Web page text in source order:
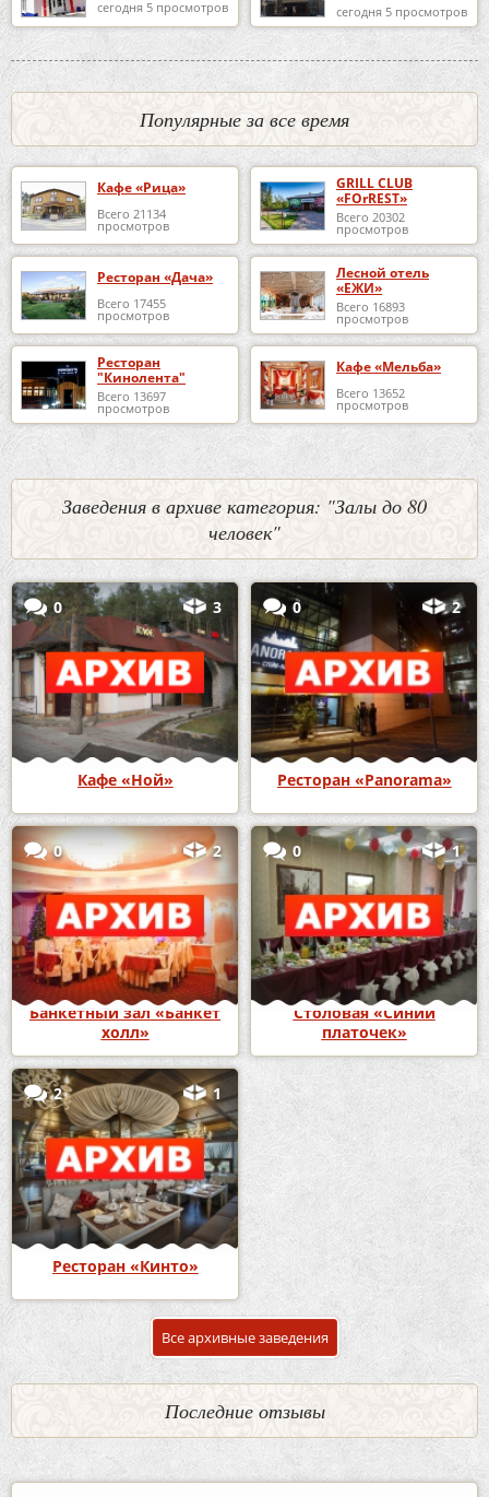
сегодня 5 просмотров
«DESPERADO»
сегодня 5 просмотров
Популярные за все время
Кафе «Рица»
Всего 21134
просмотров
GRILL CLUB
«FOrREST»
Всего 20302
просмотров
Ресторан «Дача»
Всего 17455
просмотров
Лесной отель
«ЕЖИ»
Всего 16893
просмотров
Ресторан
"Кинолента"
Всего 13697
просмотров
Кафе «Мельба»
Всего 13652
просмотров
Заведения в архиве категория: "Залы до 80
человек"
0 3
Кафе «Ной»
0 2
Ресторан «Panorama»
0 2
Банкетный зал «Банкет
холл»
0 1
Столовая «Синий
платочек»
2 1
Ресторан «Кинто»
Все архивные заведения
Последние отзывы